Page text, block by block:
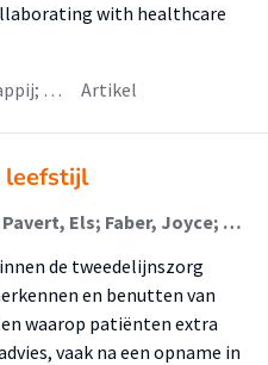
with healthcare
… Artikel
leefstijl
Ros-Philipsen, Sarah; van de Pavert, Els; Faber, Joyce; Oldenhuis, Hilbrand (Digital Health); Dijkstra, Karin
de tweedelijnszorg
en benutten van
waarop patiënten extra
vaak na een opname in